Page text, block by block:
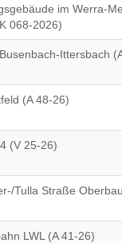
im Werra-
068-2026)
Ittersbach
(A 48-26)
(V 25-26)
Tulla Straße
LWL (A 41-26)